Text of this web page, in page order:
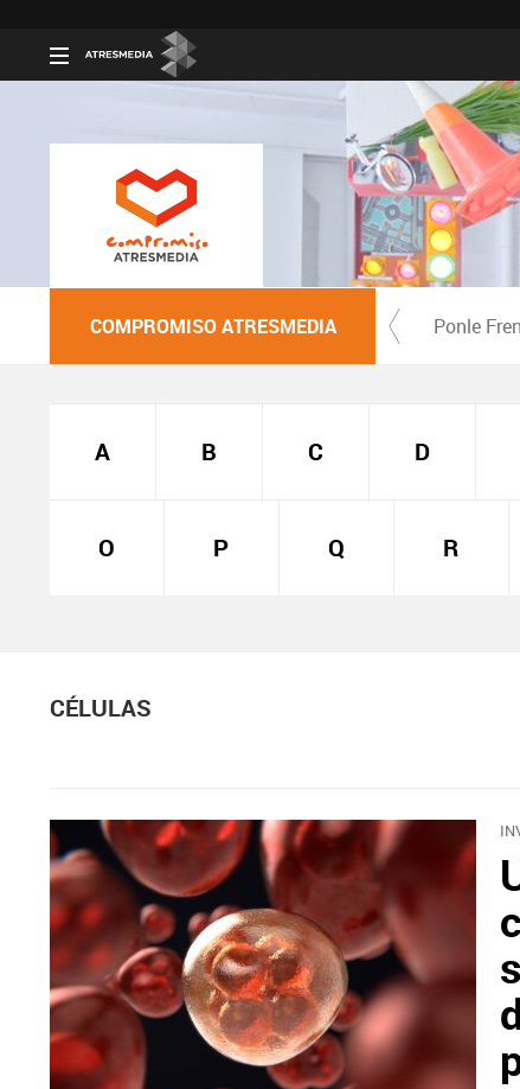
COMPROMISO ATRESMEDIA Ponle
A B C D
O P Q R
CÉLULAS